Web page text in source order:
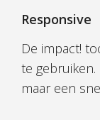
Responsive
De impact!
te
maar een